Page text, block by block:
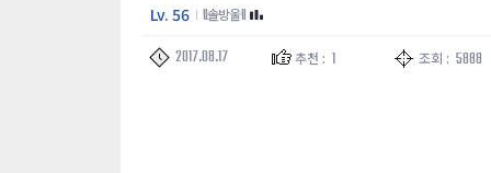
Lv. 56 ll솔방울ll
2017.08.17 추천 : 1 조회 : 5888